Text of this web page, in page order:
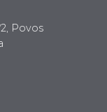
Povos